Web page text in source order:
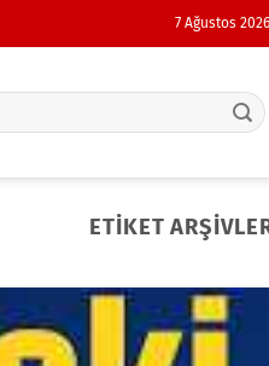
7 Ağustos
ETIKET